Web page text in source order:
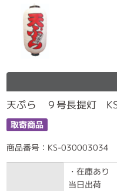
天ぷら ９号長提灯
取寄商品
商品番号：KS-030003034
・在庫あり
当日出荷